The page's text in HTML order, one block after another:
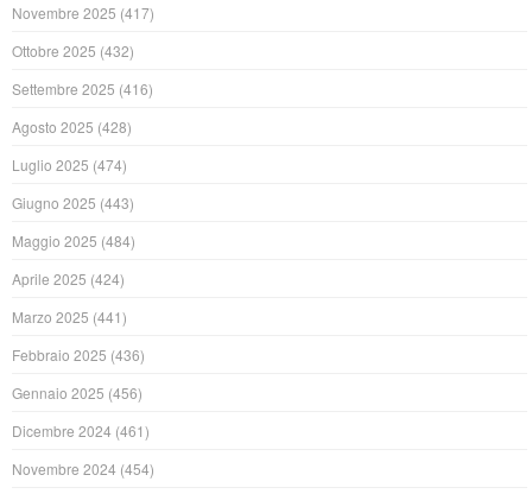
Novembre 2025 (417)
Ottobre 2025 (432)
Settembre 2025 (416)
Agosto 2025 (428)
Luglio 2025 (474)
Giugno 2025 (443)
Maggio 2025 (484)
Aprile 2025 (424)
Marzo 2025 (441)
Febbraio 2025 (436)
Gennaio 2025 (456)
Dicembre 2024 (461)
Novembre 2024 (454)